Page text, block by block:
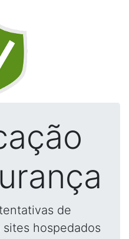
de
hospedados